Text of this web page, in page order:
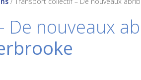
nouveaux